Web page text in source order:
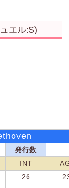
エル:S)
発行数
INT
26